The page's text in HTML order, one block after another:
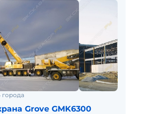
Grove GMK6300